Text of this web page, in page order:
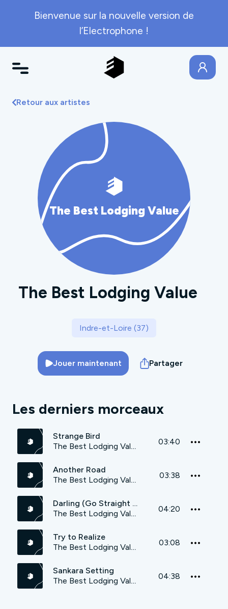
Bienvenue sur la nouvelle version de
l’Electrophone !
Retour aux artistes
The Best Lodging Value
The Best Lodging Value
Indre-et-Loire (37)
Jouer maintenant Partager
Les derniers morceaux
Strange Bird
The Best Lodging Value
03:40
Another Road
The Best Lodging Value
03:38
Darling (Go Straight Up)
The Best Lodging Value
04:20
Try to Realize
The Best Lodging Value
03:08
Sankara Setting
The Best Lodging Value
04:38